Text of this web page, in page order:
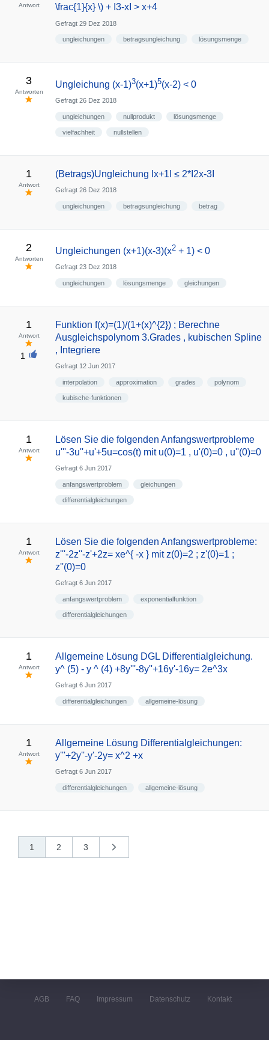
Antwort
\frac{1}{x} \) + I3-xI > x+4
Gefragt 29 Dez 2018
ungleichungen betragsungleichung lösungsmenge
3
Antworten
Ungleichung (x-1)3(x+1)5(x-2) < 0
Gefragt 26 Dez 2018
ungleichungen nullprodukt lösungsmenge
vielfachheit nullstellen
1
Antwort
(Betrags)Ungleichung Ιx+1I ≤ 2*I2x-3I
Gefragt 26 Dez 2018
ungleichungen betragsungleichung betrag
2
Antworten
Ungleichungen (x+1)(x-3)(x2+ 1) < 0
Gefragt 23 Dez 2018
ungleichungen lösungsmenge gleichungen
1
Antwort
1
Funktion f(x)=(1)/(1+(x)^{2}) ; Berechne
Ausgleichspolynom 3.Grades , kubischen Spline
, Integriere
Gefragt 12 Jun 2017
interpolation approximation grades polynom
kubische-funktionen
1
Antwort
Lösen Sie die folgenden Anfangswertprobleme
u'''-3u''+u'+5u=cos(t) mit u(0)=1 , u'(0)=0 , u''(0)=0
Gefragt 6 Jun 2017
anfangswertproblem gleichungen
differentialgleichungen
1
Antwort
Lösen Sie die folgenden Anfangswertprobleme:
z'''-2z''-z'+2z= xe^{ -x } mit z(0)=2 ; z'(0)=1 ;
z''(0)=0
Gefragt 6 Jun 2017
anfangswertproblem exponentialfunktion
differentialgleichungen
1
Antwort
Allgemeine Lösung DGL Differentialgleichung.
y^ (5) - y ^ (4) +8y'''-8y''+16y'-16y= 2e^3x
Gefragt 6 Jun 2017
differentialgleichungen allgemeine-lösung
1
Antwort
Allgemeine Lösung Differentialgleichungen:
y'''+2y''-y'-2y= x^2 +x
Gefragt 6 Jun 2017
differentialgleichungen allgemeine-lösung
1 2 3
AGB FAQ Impressum Datenschutz Kontakt